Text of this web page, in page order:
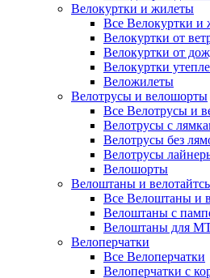
Велокуртки и жилеты
Все Велокуртки и
Велокуртки от
Велокуртки от
Велокуртки
Веложилеты
Велотрусы и велошорты
Все Велотрусы и
Велотрусы с
Велотрусы без
Велотрусы
Велошорты
Велоштаны и
Все Велоштаны и
Велоштаны с
Велоштаны для
Велоперчатки
Все Велоперчатки
Велоперчатки с